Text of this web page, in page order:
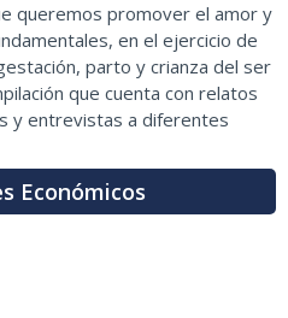
queremos promover el amor y
en el ejercicio de
parto y crianza del ser
que cuenta con relatos
y entrevistas a diferentes
Económicos